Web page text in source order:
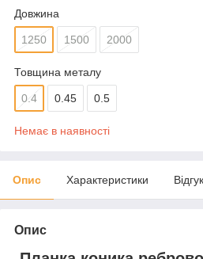
Довжина
1250 1500 2000
Товщина металу
0.4 0.45 0.5
Немає в наявності
Опис Характеристики
Опис